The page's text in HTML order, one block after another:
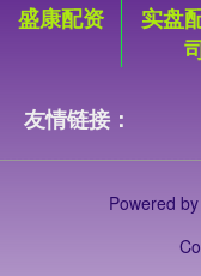
盛康配资
实盘
友情链接：
Powered by